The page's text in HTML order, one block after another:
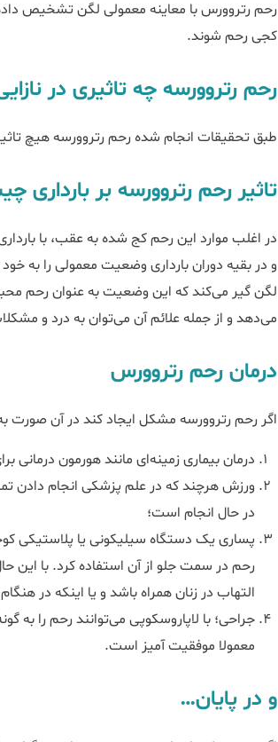
رحم رتروورس با معاینه معمولی لگن تشخیص
کجی رحم شوند.
رحم رتروورسه چه تاثیری در
طبق تحقیقات انجام شده رحم رتروورسه هیچ
تاثیر رحم رتروورسه بر بارداری
در اغلب موارد این رحم کج شده به عقب، با
و در بقیه دوران بارداری وضعیت معمولی را به
می‌دهد و از جمله علائم آن می‌توان به درد و
درمان رحم رتروورس
اگر رحم رتروورسه مشکل ایجاد کند در آن صورت
درمان بیماری زمینه‌ای مانند هورمون درمانی
ورزش هرچند که در علم پزشکی انجام دادن
در حال انجام است؛
پسارییک دستگاه سیلیکونی یا پلاستیکی
رحم در سمت جلو از آن استفاده کرد. با این
التهاب در زنان همراه باشد و یا اینکه در
جراحی؛ با لاپاروسکوپی می‌توانند رحم را به
معمولا موفقیت آمیز است.
و در پایان…